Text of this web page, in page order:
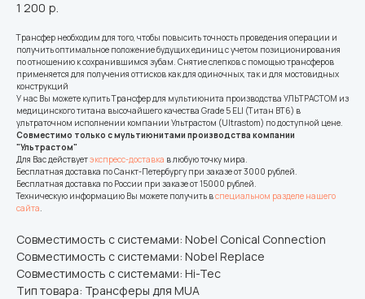
1 200 р.
Трансфер необходим для того, чтобы повысить точность проведения операции и
получить оптимальное положение будущих единиц с учетом позиционирования
по отношению к сохранившимся зубам. Снятие слепков с помощью трансферов
применяется для получения оттисков как для одиночных, так и для мостовидных
конструкций
У нас Вы можете купить Трансфер для мультиюнита производства УЛЬТРАСТОМ из
медицинского титана высочайшего качества Grade 5 ELI (Титан ВТ6) в
ультраточном исполнении компании Ультрастом (Ultrastom) по доступной цене.
Совместимо только с мультиюнитами производства компании
"Ультрастом"
Для Вас действуетэкспресс-доставка в любую точку мира.
Бесплатная доставка по Санкт-Петербургу при заказе от 3000 рублей.
Бесплатная доставка по России при заказе от 15000 рублей.
Техническую информацию Вы можете получить вспециальном разделе нашего
сайта.
Совместимость с системами: Nobel Conical Connection
Совместимость с системами: Nobel Replace
Совместимость с системами: Hi-Tec
Тип товара: Трансферы для MUA